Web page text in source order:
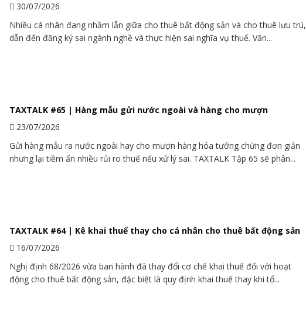
30/07/2026
Nhiều cá nhân đang nhầm lẫn giữa cho thuê bất động sản và cho thuê lưu trú,
dẫn đến đăng ký sai ngành nghề và thực hiện sai nghĩa vụ thuế. Văn...
TAXTALK #65 | Hàng mẫu gửi nước ngoài và hàng cho mượn
23/07/2026
Gửi hàng mẫu ra nước ngoài hay cho mượn hàng hóa tưởng chừng đơn giản
nhưng lại tiềm ẩn nhiều rủi ro thuế nếu xử lý sai. TAXTALK Tập 65 sẽ phân...
TAXTALK #64 | Kê khai thuế thay cho cá nhân cho thuê bất động sản
16/07/2026
Nghị định 68/2026 vừa ban hành đã thay đổi cơ chế khai thuế đối với hoạt
động cho thuê bất động sản, đặc biệt là quy định khai thuế thay khi tổ...